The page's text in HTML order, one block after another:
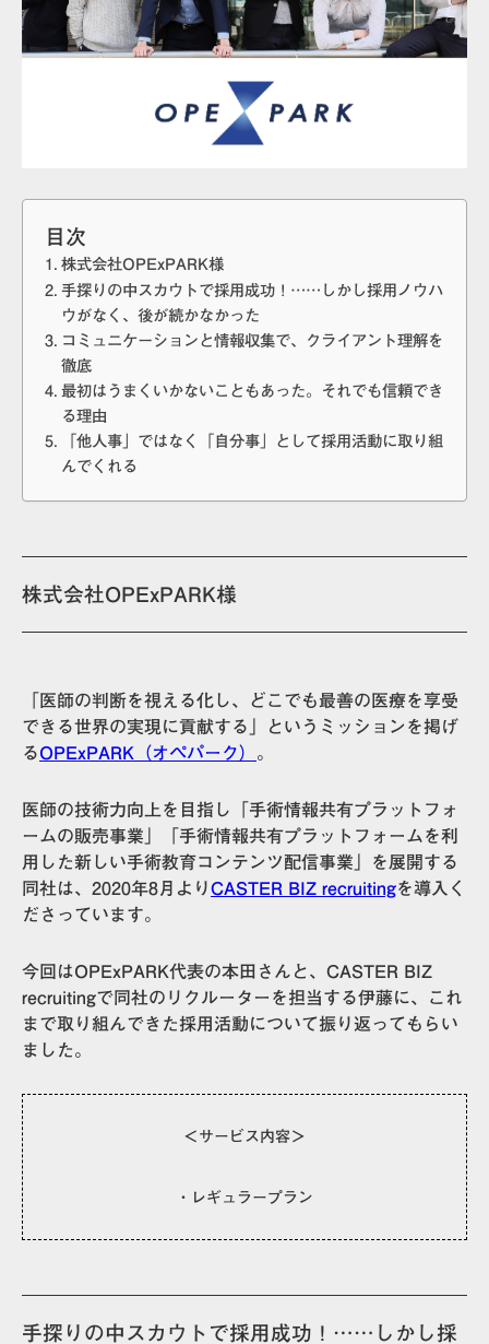
目次
株式会社OPExPARK様
手探りの中スカウトで採用成功！……しかし採用ノウハ
ウがなく、後が続かなかった
コミュニケーションと情報収集で、クライアント理解を
徹底
最初はうまくいかないこともあった。それでも信頼でき
る理由
「他人事」ではなく「自分事」として採用活動に取り組
んでくれる
株式会社OPExPARK様
「医師の判断を視える化し、どこでも最善の医療を享受
できる世界の実現に貢献する」というミッションを掲げ
るOPExPARK（オペパーク） 。
医師の技術力向上を目指し「手術情報共有プラットフォ
ームの販売事業」「手術情報共有プラットフォームを利
用した新しい手術教育コンテンツ配信事業」を展開する
同社は、2020年8月よりCASTER BIZ recruitingを導入く
ださっています。
今回はOPExPARK代表の本田さんと、CASTER BIZ
recruitingで同社のリクルーターを担当する伊藤に、これ
まで取り組んできた採用活動について振り返ってもらい
ました。
＜サービス内容＞
・レギュラープラン
手探りの中スカウトで採用成功！……しかし採